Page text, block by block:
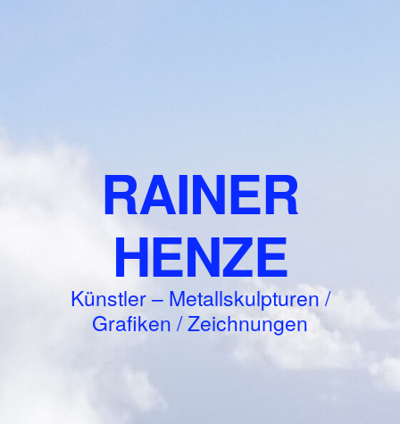
RAINER
HENZE
Künstler – Metallskulpturen /
Grafiken / Zeichnungen